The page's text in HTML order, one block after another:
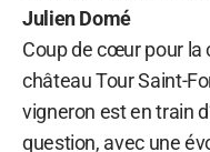
Julien Domé
Coup de cœur pour la
château Tour Saint-
vigneron est en train
question, avec une